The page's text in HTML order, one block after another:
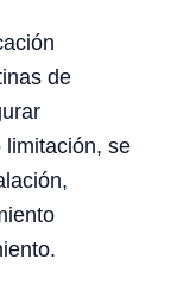
de
limitación, se